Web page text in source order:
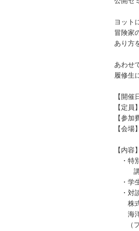
ヨット
冒険家
あり方
あわせ
履修生
【開
【定員
【参加
【会
【内容】
・特
講師
・学
・対
株式
海洋
（フ